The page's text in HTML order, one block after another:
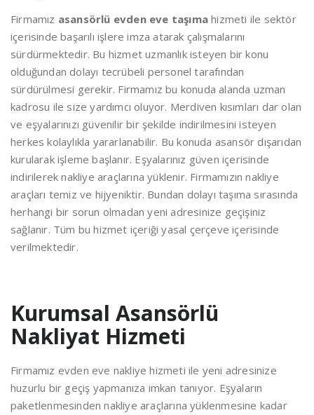
Firmamız asansörlü evden eve taşımahizmeti ile sektör
içerisinde başarılı işlere imza atarak çalışmalarını
sürdürmektedir. Bu hizmet uzmanlık isteyen bir konu
olduğundan dolayı tecrübeli personel tarafından
sürdürülmesi gerekir. Firmamız bu konuda alanda uzman
kadrosu ile size yardımcı oluyor. Merdiven kısımları dar olan
ve eşyalarınızı güvenilir bir şekilde indirilmesini isteyen
herkes kolaylıkla yararlanabilir. Bu konuda asansör dışarıdan
kurularak işleme başlanır. Eşyalarınız güven içerisinde
indirilerek nakliye araçlarına yüklenir. Firmamızın nakliye
araçları temiz ve hijyeniktir. Bundan dolayı taşıma sırasında
herhangi bir sorun olmadan yeni adresinize geçişiniz
sağlanır. Tüm bu hizmet içeriği yasal çerçeve içerisinde
verilmektedir.
Kurumsal Asansörlü
Nakliyat Hizmeti
Firmamız evden eve nakliye hizmeti ile yeni adresinize
huzurlu bir geçiş yapmanıza imkan tanıyor. Eşyaların
paketlenmesinden nakliye araçlarına yüklenmesine kadar